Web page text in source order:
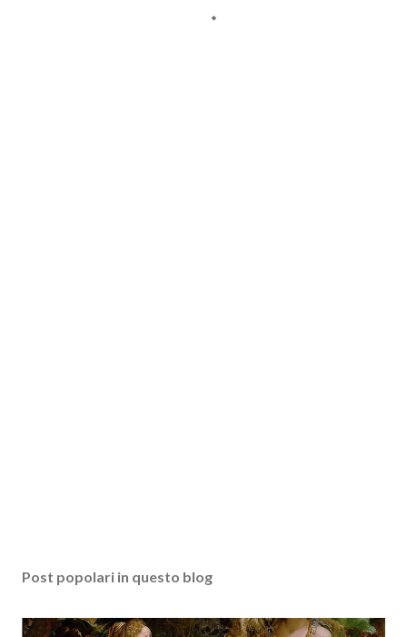
Post popolari in questo blog